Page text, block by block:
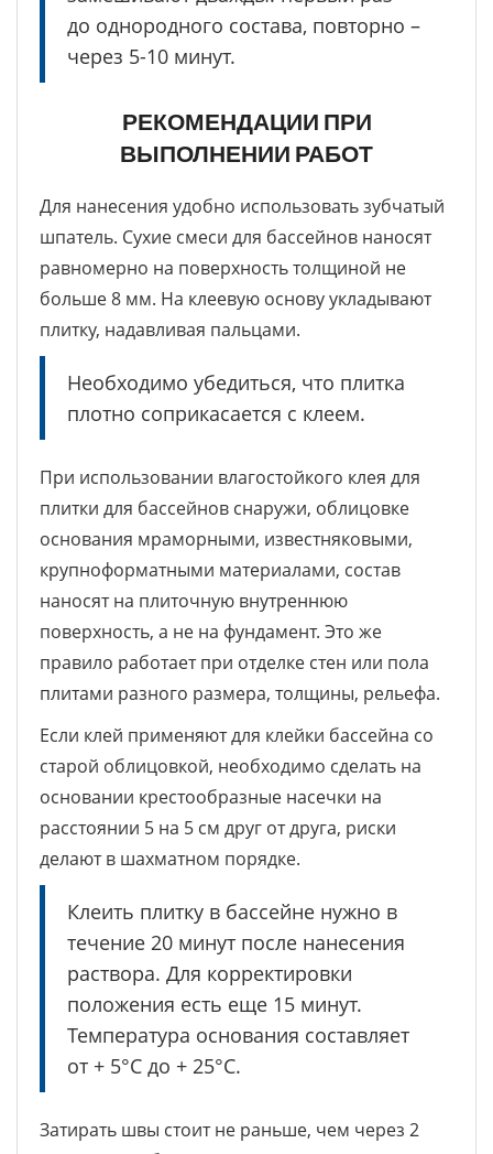
до однородного состава, повторно –
через 5-10 минут.
РЕКОМЕНДАЦИИ ПРИ
ВЫПОЛНЕНИИ РАБОТ
Для нанесения удобно использовать зубчатый
шпатель. Сухие смеси для бассейнов наносят
равномерно на поверхность толщиной не
больше 8 мм. На клеевую основу укладывают
плитку, надавливая пальцами.
Необходимо убедиться, что плитка
плотно соприкасается с клеем.
При использовании влагостойкого клея для
плитки для бассейнов снаружи, облицовке
основания мраморными, известняковыми,
крупноформатными материалами, состав
наносят на плиточную внутреннюю
поверхность, а не на фундамент. Это же
правило работает при отделке стен или пола
плитами разного размера, толщины, рельефа.
Если клей применяют для клейки бассейна со
старой облицовкой, необходимо сделать на
основании крестообразные насечки на
расстоянии 5 на 5 см друг от друга, риски
делают в шахматном порядке.
Клеить плитку в бассейне нужно в
течение 20 минут после нанесения
раствора. Для корректировки
положения есть еще 15 минут.
Температура основания составляет
от + 5°С до + 25°С.
Затирать швы стоит не раньше, чем через 2